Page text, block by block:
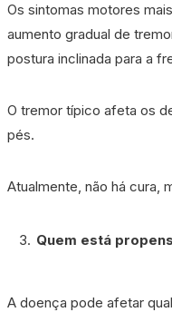
Os sintomas motores
aumento gradual de
postura inclinada para a
O tremor típico afeta os
pés.
Atualmente, não há cura,
Quem está
A doença pode afetar